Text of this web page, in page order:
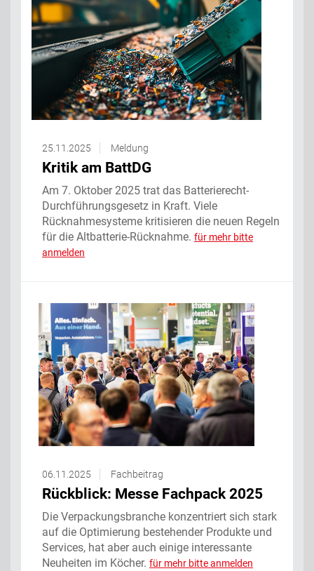
25.11.2025 Meldung
Kritik am BattDG
Am 7. Oktober 2025 trat das Batterierecht-
Durchführungsgesetz in Kraft. Viele
Rücknahmesysteme kritisieren die neuen Regeln
für die Altbatterie-Rücknahme. für mehr bitte
anmelden
06.11.2025 Fachbeitrag
Rückblick: Messe Fachpack 2025
Die Verpackungsbranche konzentriert sich stark
auf die Optimierung bestehender Produkte und
Services, hat aber auch einige interessante
Neuheiten im Köcher. für mehr bitte anmelden